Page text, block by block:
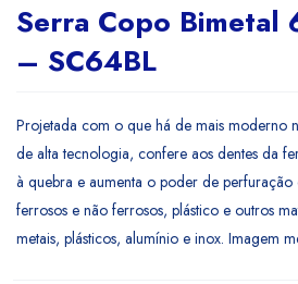
Serra Copo Bimetal
– SC64BL
Projetada com o que há de mais moderno
de alta tecnologia, confere aos dentes da
à quebra e aumenta o poder de
ferrosos e não ferrosos, plástico e outros
metais, plásticos, alumínio e inox. Imagem